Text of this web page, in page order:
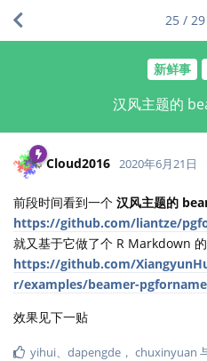
新鲜事
汉风主题的
25 / 29
Cloud2016 2020年6月21日
前段时间看到一个 汉风主题的
https://github.com/liantze/
就又基于它做了个 R Markdown
https://github.com/
r/examples/beamer-
效果见下一贴
yihui、 dapengde ， chuxinyuan